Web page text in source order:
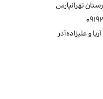
تهرانپارس